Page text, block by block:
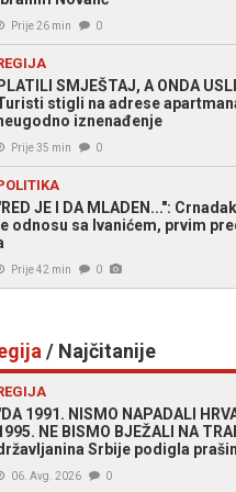
Prije 26 min 0
SMJEŠTAJ, A ONDA
stigli na adrese
iznenađenje
Prije 35 min 0
JE I DA MLADEN...":
odnosu sa Ivanićem, prvim
Prije 42 min 0
/ Najčitanije
1991. NISMO NAPADALI
NE BISMO BJEŽALI NA
Srbije podigla
06. Avg. 2026 0